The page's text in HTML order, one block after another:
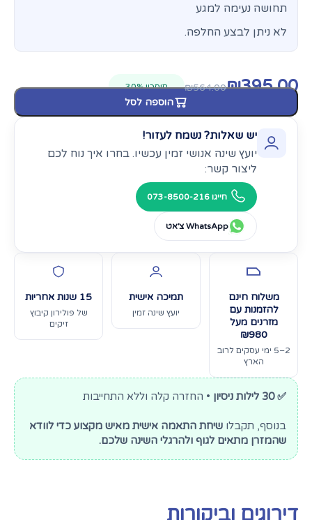
תחושה נעימה למגע
לא ניתן לבצע החלפה.
₪395.00
₪564.00 חיסכון 30%
הוספה לסל
יש שאלות? נשמח לעזור!
יועץ שינה אנושי זמין עכשיו. בחרו איך נוח לכם
ליצור קשר:
חייגו 073-8500-216
WhatsApp צ׳אט
✅ 30 לילות ניסיון • החזרה קלה וללא התחייבות
בנוסף, תקבלו שיחת התאמה אישית מאיש מקצוע כדי לוודא
שהמזרן מתאים לגוף ולהרגלי השינה שלכם.
משלוח חינם
להזמנות עם
מזרנים מעל
₪980
2–5 ימי עסקים לרוב
הארץ
תמיכה אישית
יועץ שינה זמין
15 שנות אחריות
של פולירון קיבוץ
זיקים
דירוגים וביקורות